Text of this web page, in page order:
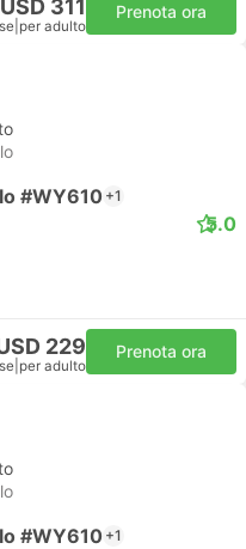
USD 311
per adulto
Prenota ora
#WY610+1
5.0
229
per adulto
Prenota ora
#WY610+1